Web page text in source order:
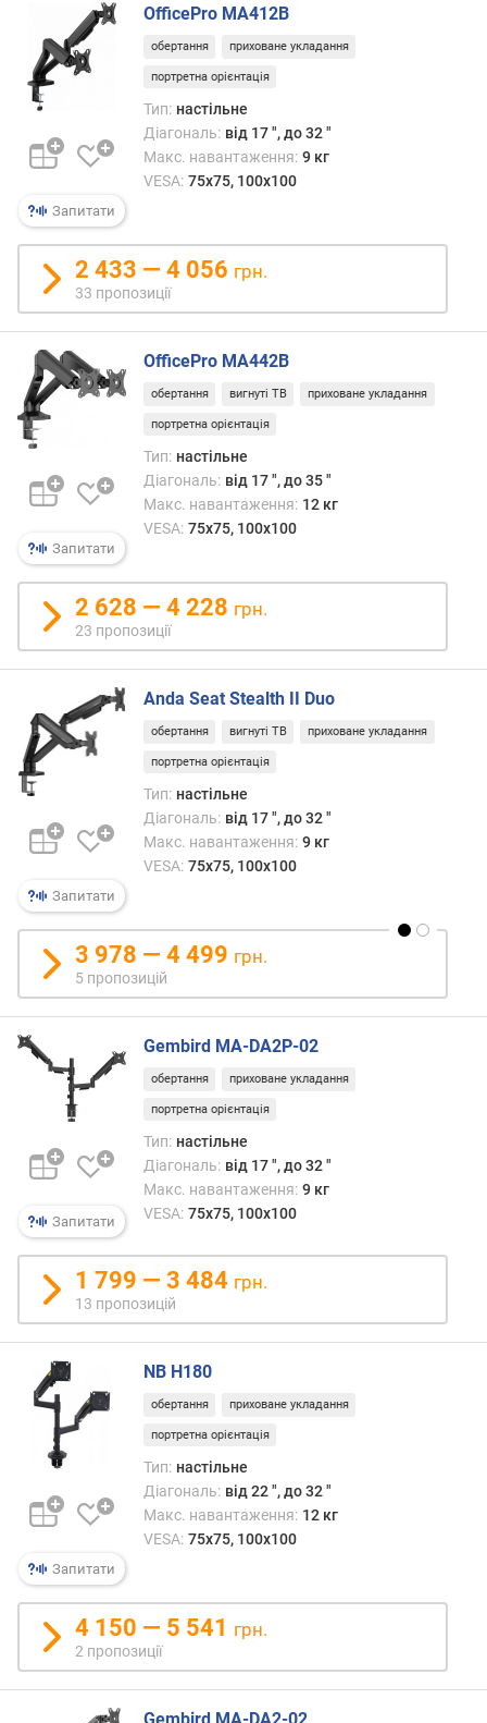
к
р
л
е
ь
а
с
и
м
а
л
а
д
а
г
о
н
а
л
(
"
а
к
и
л
н
н
н
т
ж
е
н
к
г
)
к
і
л
ь
і
с
т
ь
п
о
Запитати
OfficePro MA412B
обертання приховане укладання
портретна орієнтація
Тип: настільне
Діагональ: від 17 ", до 32 "
Макс. навантаження: 9 кг
VESA: 75x75, 100x100
2 433 — 4 056 грн.
33 пропозиції
Запитати
OfficePro MA442B
обертання вигнуті ТВ приховане укладання
портретна орієнтація
Тип: настільне
Діагональ: від 17 ", до 35 "
Макс. навантаження: 12 кг
VESA: 75x75, 100x100
2 628 — 4 228 грн.
23 пропозиції
Запитати
Anda Seat Stealth II Duo
обертання вигнуті ТВ приховане укладання
портретна орієнтація
Тип: настільне
Діагональ: від 17 ", до 32 "
Макс. навантаження: 9 кг
VESA: 75x75, 100x100
3 978 — 4 499 грн.
5 пропозицій
Запитати
Gembird MA-DA2P-02
обертання приховане укладання
портретна орієнтація
Тип: настільне
Діагональ: від 17 ", до 32 "
Макс. навантаження: 9 кг
VESA: 75x75, 100x100
1 799 — 3 484 грн.
13 пропозицій
Запитати
NB H180
обертання приховане укладання
портретна орієнтація
Тип: настільне
Діагональ: від 22 ", до 32 "
Макс. навантаження: 12 кг
VESA: 75x75, 100x100
4 150 — 5 541 грн.
2 пропозиції